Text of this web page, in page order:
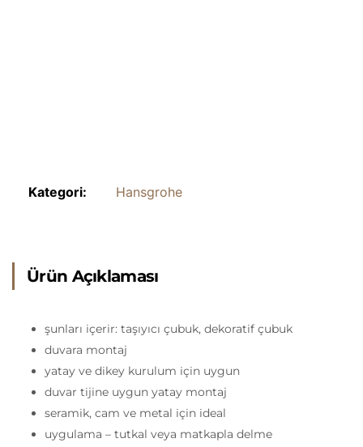
Kategori: Hansgrohe
Ürün Açıklaması
şunları içerir: taşıyıcı çubuk, dekoratif çubuk
duvara montaj
yatay ve dikey kurulum için uygun
duvar tijine uygun yatay montaj
seramik, cam ve metal için ideal
uygulama – tutkal veya matkapla delme